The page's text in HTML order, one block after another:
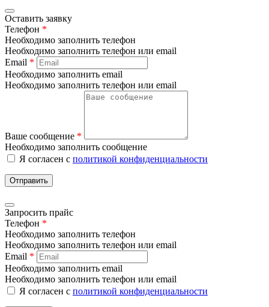
Оставить заявку
Телефон *
Необходимо заполнить телефон
Необходимо заполнить телефон или email
Email *
Необходимо заполнить email
Необходимо заполнить телефон или email
Ваше сообщение *
Необходимо заполнить сообщение
Я согласен с политикой конфиденциальности
Отправить
Запросить прайс
Телефон *
Необходимо заполнить телефон
Необходимо заполнить телефон или email
Email *
Необходимо заполнить email
Необходимо заполнить телефон или email
Я согласен с политикой конфиденциальности